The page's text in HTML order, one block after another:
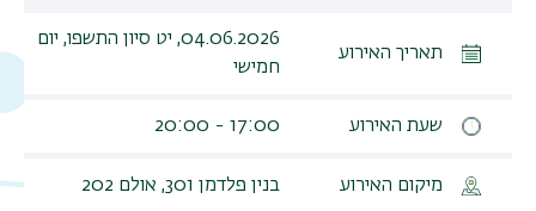
תאריך האירוע
04.06.2026, יט סיון התשפו, יום
חמישי
שעת האירוע 17:00 - 20:00
מיקום האירוע בנין פלדמן 301, אולם 202